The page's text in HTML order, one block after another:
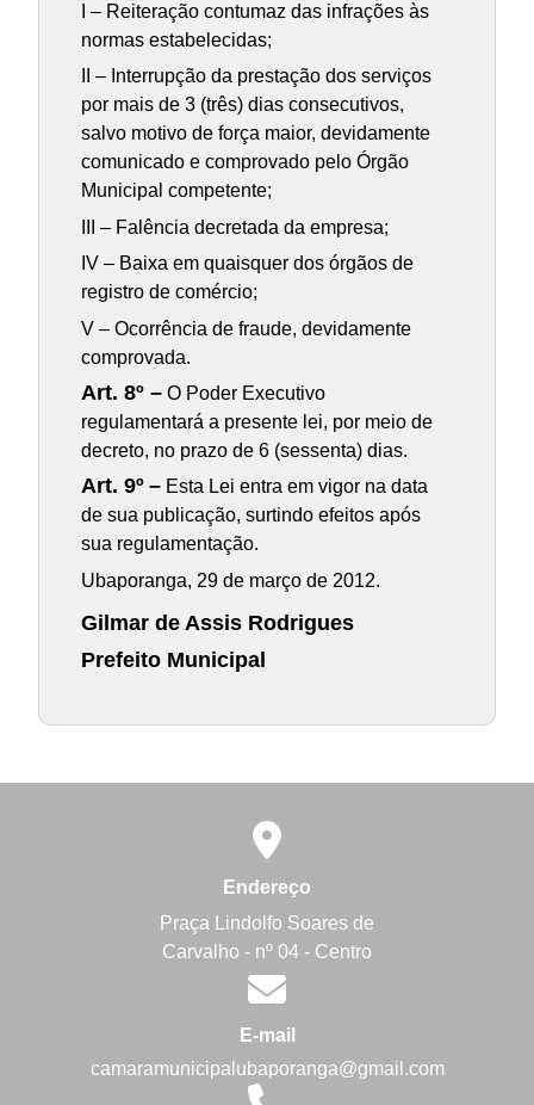
I – Reiteração contumaz das infrações às
normas estabelecidas;
II – Interrupção da prestação dos serviços
por mais de 3 (três) dias consecutivos,
salvo motivo de força maior, devidamente
comunicado e comprovado pelo Órgão
Municipal competente;
III – Falência decretada da empresa;
IV – Baixa em quaisquer dos órgãos de
registro de comércio;
V – Ocorrência de fraude, devidamente
comprovada.
Art. 8º – O Poder Executivo
regulamentará a presente lei, por meio de
decreto, no prazo de 6 (sessenta) dias.
Art. 9º – Esta Lei entra em vigor na data
de sua publicação, surtindo efeitos após
sua regulamentação.
Ubaporanga, 29 de março de 2012.
Gilmar de Assis Rodrigues
Prefeito Municipal
Endereço
Praça Lindolfo Soares de
Carvalho - nº 04 - Centro
E-mail
camaramunicipalubaporanga@gmail.com